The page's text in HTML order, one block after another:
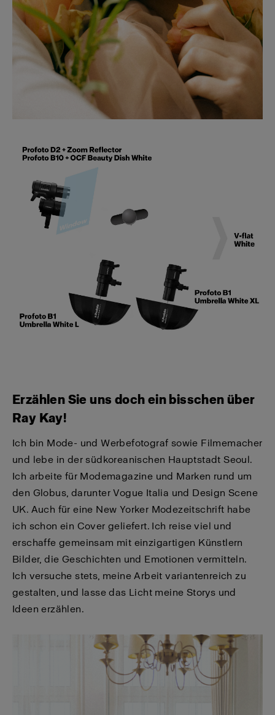
Erzählen Sie uns doch ein bisschen über
Ray Kay!
Ich bin Mode- und Werbefotograf sowie Filmemacher
und lebe in der südkoreanischen Hauptstadt Seoul.
Ich arbeite für Modemagazine und Marken rund um
den Globus, darunter Vogue Italia und Design Scene
UK. Auch für eine New Yorker Modezeitschrift habe
ich schon ein Cover geliefert. Ich reise viel und
erschaffe gemeinsam mit einzigartigen Künstlern
Bilder, die Geschichten und Emotionen vermitteln.
Ich versuche stets, meine Arbeit variantenreich zu
gestalten, und lasse das Licht meine Storys und
Ideen erzählen.